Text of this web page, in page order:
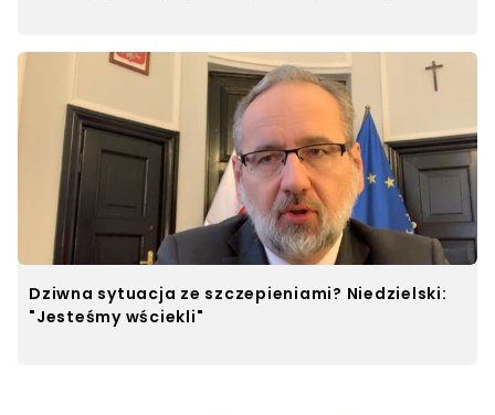
Dziwna sytuacja ze szczepieniami? Niedzielski:
"Jesteśmy wściekli"